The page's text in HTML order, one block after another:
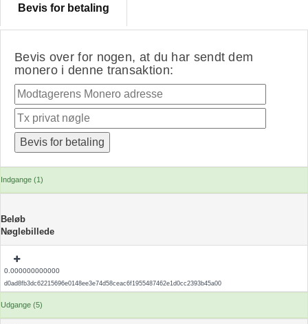
Bevis for betaling
Bevis over for nogen, at du har sendt dem
monero i denne transaktion:
Indgange (1)
Beløb
Nøglebillede
0.000000000000
d0ad8fb3dc62215696e0148ee3e74d58ceac6f1955487462e1d0cc2393b45a00
Udgange (5)